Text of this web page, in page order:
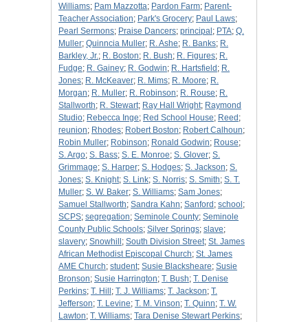
Williams; Pam Mazzotta; Pardon Farm; Parent-
Teacher Association; Park's Grocery; Paul Laws;
Pearl Sermons; Praise Dancers; principal ; PTA; Q.
Muller; Quinncia Muller; R. Ashe; R. Banks; R.
Barkley, Jr.; R. Boston; R. Bush; R. Figures; R.
Fudge; R. Gainey; R. Godwin; R. Hartsfield ; R.
Jones; R. McKeaver; R. Mims; R. Moore; R.
Morgan; R. Muller; R. Robinson; R. Rouse; R.
Stallworth; R. Stewart; Ray Hall Wright; Raymond
Studio; Rebecca Inge; Red School House; Reed ;
reunion; Rhodes; Robert Boston; Robert Calhoun;
Robin Muller; Robinson; Ronald Godwin; Rouse;
S. Argo; S. Bass; S. E. Monroe; S. Glover; S.
Grimmage; S. Harper; S. Hodges; S. Jackson; S.
Jones; S. Knight; S. Link; S. Norris; S. Smith; S. T.
Muller; S. W. Baker; S. Williams; Sam Jones;
Samuel Stallworth; Sandra Kahn; Sanford ; school ;
SCPS; segregation; Seminole County; Seminole
County Public Schools; Silver Springs; slave;
slavery; Snowhill ; South Division Street; St. James
African Methodist Episcopal Church; St. James
AME Church; student; Susie Blacksheare; Susie
Bronson; Susie Harrington; T. Bush; T. Denise
Perkins; T. Hill ; T. J. Williams; T. Jackson; T.
Jefferson; T. Levine; T. M. Vinson; T. Quinn; T. W.
Lawton; T. Williams; Tara Denise Stewart Perkins;